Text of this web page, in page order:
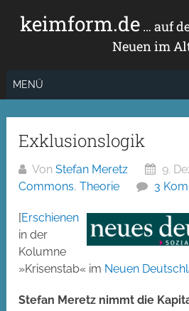
Inhaltkeimform.de… auf
Neuen im
MENÜ
Exklusionslogik
VonStefan Meretz
9.
Commons,Theorie 3
[Erschienen
in der
Kolumne
»Krisenstab« im Neuen
Stefan Meretz nimmt die